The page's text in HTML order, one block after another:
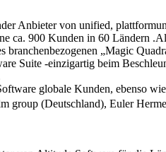
Anbieter von unified,
ca. 900 Kunden in 60 Ländern
„Magic
Suite -einzigartig beim
globale Kunden, ebenso
(Deutschland), Euler